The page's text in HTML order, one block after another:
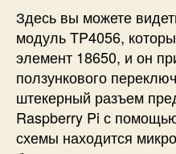
Здесь вы можете
модуль TP4056,
элемент 18650, и он
ползункового
штекерный разъем
Raspberry Pi с
схемы находится